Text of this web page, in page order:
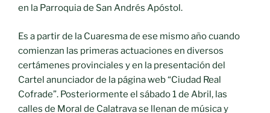
en la Parroquia de San Andrés Apóstol.
Es a partir de la Cuaresma de ese mismo año cuando
comienzan las primeras actuaciones en diversos
certámenes provinciales y en la presentación del
Cartel anunciador de la página web “Ciudad Real
Cofrade”. Posteriormente el sábado 1 de Abril, las
calles de Moral de Calatrava se llenan de música y